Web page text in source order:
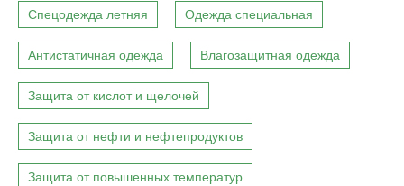
Спецодежда летняя Одежда специальная
Антистатичная одежда Влагозащитная одежда
Защита от кислот и щелочей
Защита от нефти и нефтепродуктов
Защита от повышенных температур